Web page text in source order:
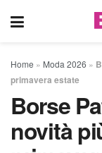
Home » Moda 2026 »
primavera estate
Borse
novità